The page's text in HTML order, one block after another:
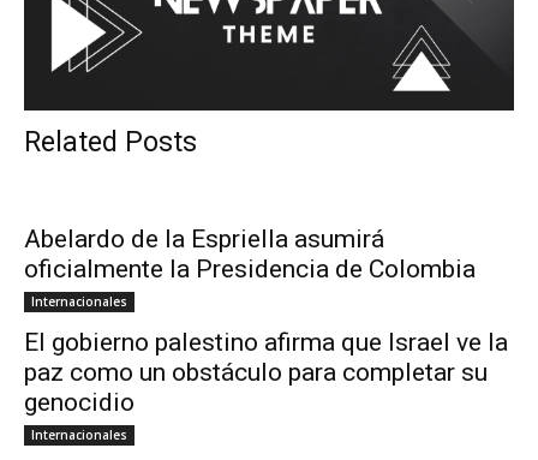
Related Posts
Abelardo de la Espriella asumirá
oficialmente la Presidencia de Colombia
Internacionales
El gobierno palestino afirma que Israel ve la
paz como un obstáculo para completar su
genocidio
Internacionales